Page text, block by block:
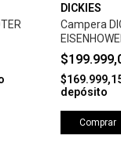
DICKIES
Campera
depósito
Comprar